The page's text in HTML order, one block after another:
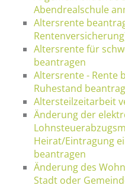
Abendrealschule
Altersrente
Altersrente für
beantragen
Altersrente - Rente
Ruhestand
Altersteilzeitarbeit
Änderung der
Heirat/Eintragung
beantragen
Änderung des
Stadt oder